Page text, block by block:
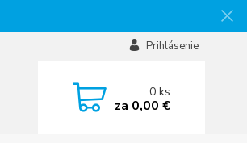
Prihlásenie
0ks
za 0,00 €